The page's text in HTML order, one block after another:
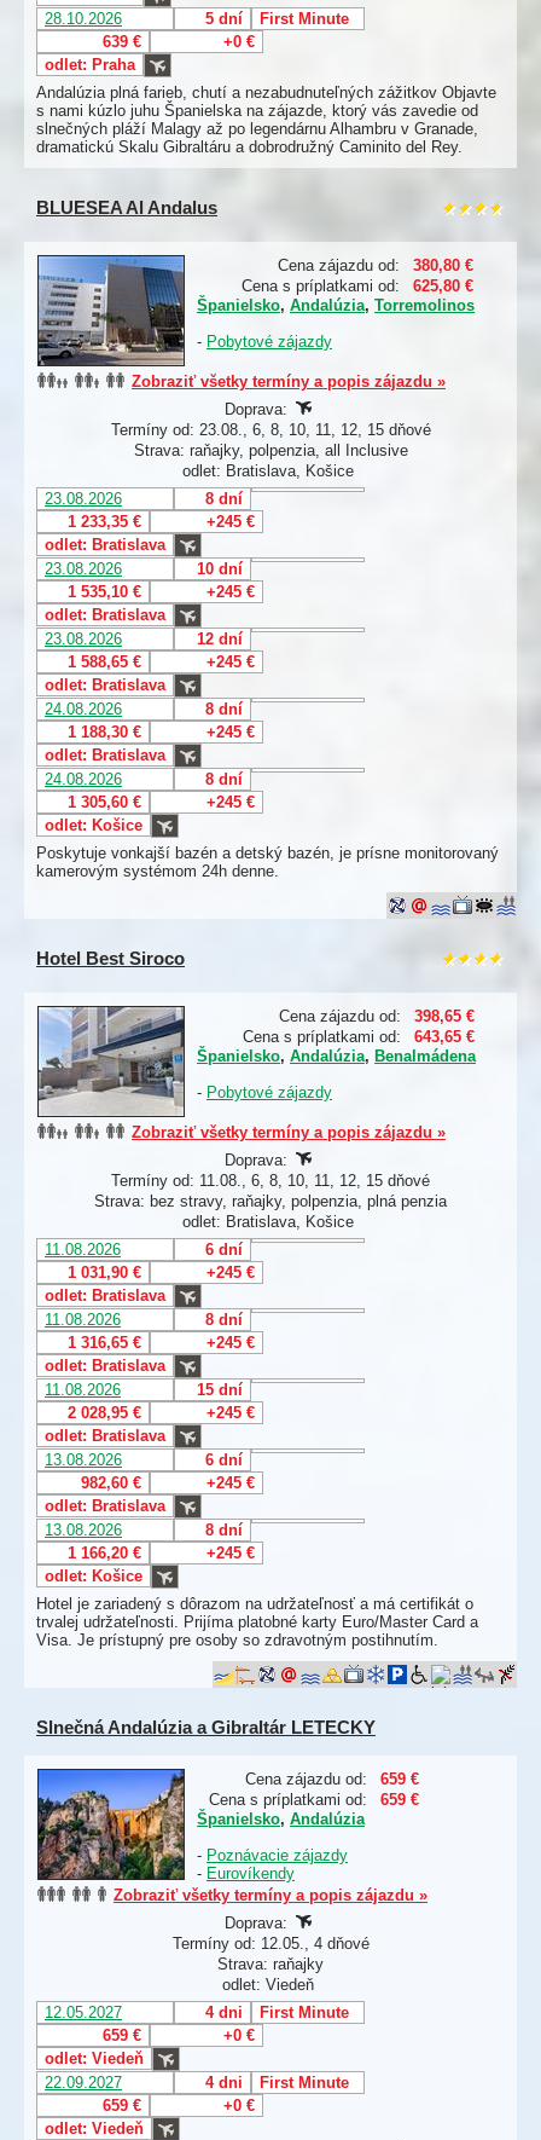
28.10.2026
5 dní
First Minute
639 €
+0 €
odlet: Praha
Andalúzia plná farieb, chutí a nezabudnuteľných zážitkov Objavte
s nami kúzlo juhu Španielska na zájazde, ktorý vás zavedie od
slnečných pláží Malagy až po legendárnu Alhambru v Granade,
dramatickú Skalu Gibraltáru a dobrodružný Caminito del Rey.
BLUESEA Al Andalus
Cena zájazdu od:
380,80 €
Cena s príplatkami od:
625,80 €
Španielsko, Andalúzia, Torremolinos
- Pobytové zájazdy
Zobraziť všetky termíny a popis zájazdu »
Doprava:
Termíny od: 23.08., 6, 8, 10, 11, 12, 15 dňové
Strava: raňajky, polpenzia, all Inclusive
odlet: Bratislava, Košice
23.08.2026
8 dní
1 233,35 €
+245 €
odlet: Bratislava
23.08.2026
10 dní
1 535,10 €
+245 €
odlet: Bratislava
23.08.2026
12 dní
1 588,65 €
+245 €
odlet: Bratislava
24.08.2026
8 dní
1 188,30 €
+245 €
odlet: Bratislava
24.08.2026
8 dní
1 305,60 €
+245 €
odlet: Košice
Poskytuje vonkajší bazén a detský bazén, je prísne monitorovaný
kamerovým systémom 24h denne.
Hotel Best Siroco
Cena zájazdu od:
398,65 €
Cena s príplatkami od:
643,65 €
Španielsko, Andalúzia, Benalmádena
- Pobytové zájazdy
Zobraziť všetky termíny a popis zájazdu »
Doprava:
Termíny od: 11.08., 6, 8, 10, 11, 12, 15 dňové
Strava: bez stravy, raňajky, polpenzia, plná penzia
odlet: Bratislava, Košice
11.08.2026
6 dní
1 031,90 €
+245 €
odlet: Bratislava
11.08.2026
8 dní
1 316,65 €
+245 €
odlet: Bratislava
11.08.2026
15 dní
2 028,95 €
+245 €
odlet: Bratislava
13.08.2026
6 dní
982,60 €
+245 €
odlet: Bratislava
13.08.2026
8 dní
1 166,20 €
+245 €
odlet: Košice
Hotel je zariadený s dôrazom na udržateľnosť a má certifikát o
trvalej udržateľnosti. Prijíma platobné karty Euro/Master Card a
Visa. Je prístupný pre osoby so zdravotným postihnutím.
Slnečná Andalúzia a Gibraltár LETECKY
Cena zájazdu od:
659 €
Cena s príplatkami od:
659 €
Španielsko, Andalúzia
- Poznávacie zájazdy
- Eurovíkendy
Zobraziť všetky termíny a popis zájazdu »
Doprava:
Termíny od: 12.05., 4 dňové
Strava: raňajky
odlet: Viedeň
12.05.2027
4 dni
First Minute
659 €
+0 €
odlet: Viedeň
22.09.2027
4 dni
First Minute
659 €
+0 €
odlet: Viedeň